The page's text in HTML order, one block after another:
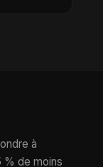
à
% de moins